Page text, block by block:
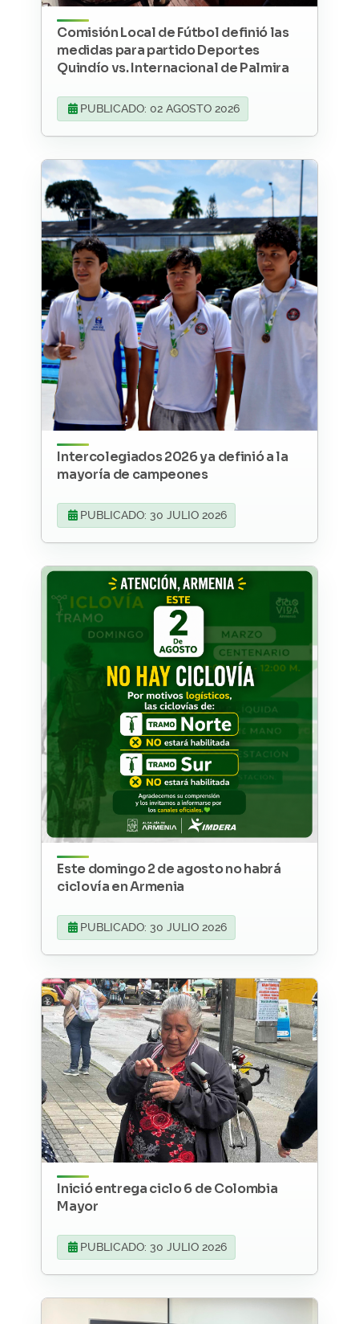
Comisión Local de Fútbol definió las
medidas para partido Deportes
Quindío vs. Internacional de Palmira
PUBLICADO: 02 AGOSTO 2026
Intercolegiados 2026 ya definió a la
mayoría de campeones
PUBLICADO: 30 JULIO 2026
Este domingo 2 de agosto no habrá
ciclovía en Armenia
PUBLICADO: 30 JULIO 2026
Inició entrega ciclo 6 de Colombia
Mayor
PUBLICADO: 30 JULIO 2026